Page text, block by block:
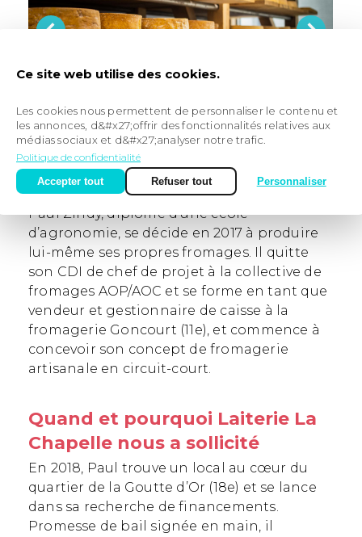
Profil du créateur
Paul Zindy, diplômé d’une école
d’agronomie, se décide en 2017 à produire
lui-même ses propres fromages. Il quitte
son CDI de chef de projet à la collective de
fromages AOP/AOC et se forme en tant que
vendeur et gestionnaire de caisse à la
fromagerie Goncourt (11e), et commence à
concevoir son concept de fromagerie
artisanale en circuit-court.
Quand et pourquoi Laiterie La
Chapelle nous a sollicité
En 2018, Paul trouve un local au cœur du
quartier de la Goutte d’Or (18e) et se lance
dans sa recherche de financements.
Promesse de bail signée en main, il
Ce site web utilise des cookies.
Les cookies nous permettent de personnaliser le contenu et
les annonces, d&#x27;offrir des fonctionnalités relatives aux
médias sociaux et d&#x27;analyser notre trafic.
Politique de confidentialité
Accepter tout
Refuser tout Personnaliser